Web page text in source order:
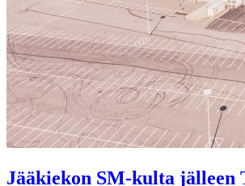
Jääkiekon SM-kulta jälleen